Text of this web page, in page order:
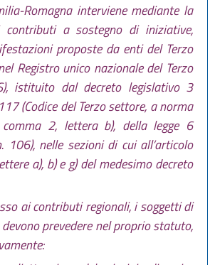
Romagna interviene mediante la
contributi a sostegno di iniziative,
proposte da enti del Terzo
Registro unico nazionale del Terzo
istituito dal decreto legislativo 3
(Codice del Terzo settore, a norma
comma 2, lettera b), della legge 6
106), nelle sezioni di cui all’articolo
a), b) e g) del medesimo decreto
ai contributi regionali, i soggetti di
prevedere nel proprio statuto,